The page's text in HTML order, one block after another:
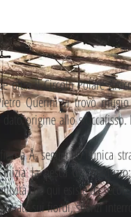
oltre il Circolo Polare
Querini vi trovò
origine allo
a Å, seguendo l’unica
la pesca del
che qui esiste da secoli.
sui fiordi, silenzi